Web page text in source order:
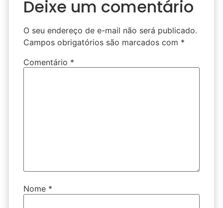
Deixe um comentário
O seu endereço de e-mail não será publicado.
Campos obrigatórios são marcados com *
Comentário *
Nome *